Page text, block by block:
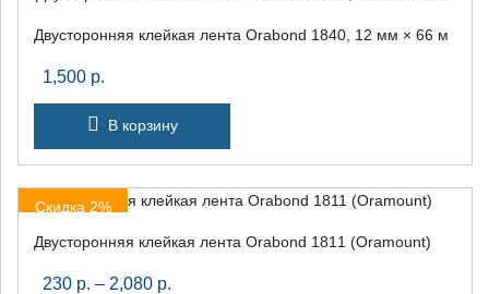
Двусторонняя клейкая лента Orabond 1840, 12 мм × 66 м
1,500 р.
В корзину
Скидка 2%
Двусторонняя клейкая лента Orabond 1811 (Oramount)
230 р. – 2,080 р.